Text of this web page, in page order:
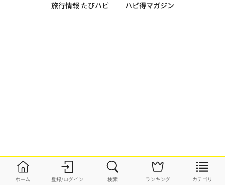
ホーム 登録/ログイン 検索 ランキング カテゴリ
旅行情報 たびハピ
ハピ得マガジン